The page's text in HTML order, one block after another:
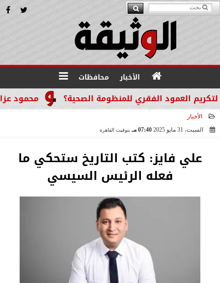
الأخبار محافظات
محمود عزازي: العمود الفقري للمنظومة الصحية؟
الأخبار
السبت، 31 مايو 2025
07:40 مـ بتوقيت القاهرة
علي فايز: كتب التاريخ ستحكي ما
فعله الرئيس السيسي